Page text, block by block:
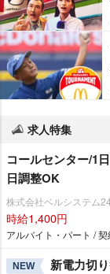
求人特集
コールセンター/1
日調整OK
株式会社ベルシステム24
時給1,400円
アルバイト・パート /
NEW
新電力切